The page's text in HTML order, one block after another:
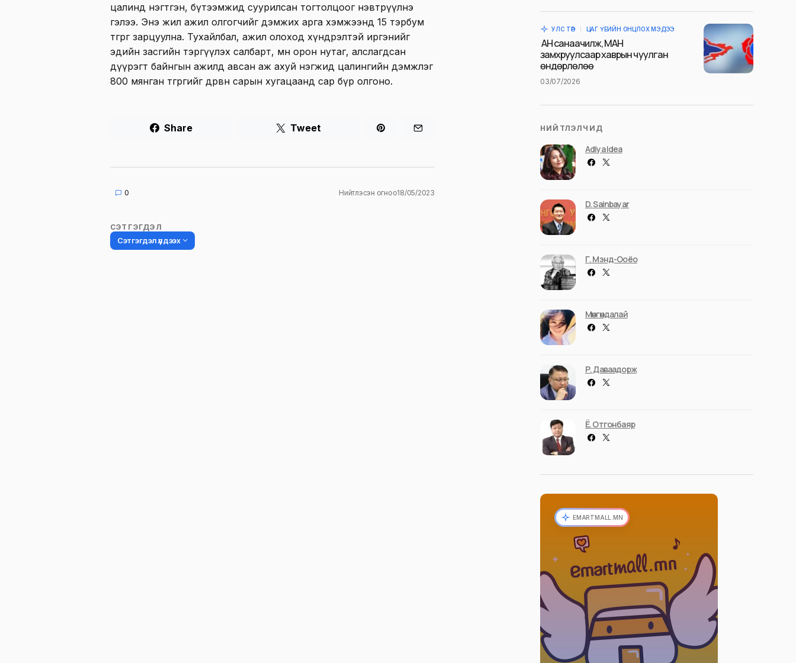
цалинд нэгтгэн, бүтээмжид суурилсан тогтолцоог нэвтрүүлнэ
гэлээ. Энэ жил ажил олгогчийг дэмжих арга хэмжээнд 15 тэрбум
төгрөг зарцуулна. Тухайлбал, ажил олоход хүндрэлтэй иргэнийг
эдийн засгийн тэргүүлэх салбарт, мөн орон нутаг, алслагдсан
дүүрэгт байнгын ажилд авсан аж ахуй нэгжид цалингийн дэмжлэг
800 мянган төгрөгийг дөрвөн сарын хугацаанд сар бүр олгоно.
Share Tweet
0 Нийтлэсэн огноо18/05/2023
СЭТГЭГДЭЛ
Сэтгэгдэл үлдээх
УЛС ТӨР ЦАГ ҮЕИЙН ОНЦЛОХ МЭДЭЭ
АН санаачилж, МАН
замхруулсаар хаврын чуулган
өндөрлөлөө
03/07/2026
НИЙТЛЭЛЧИД
Adiya Idea
D. Sainbayar
Г. Мэнд-Ооёо
Мөнгөндалай
Р. Даваадорж
Ё. Отгонбаяр
EMARTMALL.MN